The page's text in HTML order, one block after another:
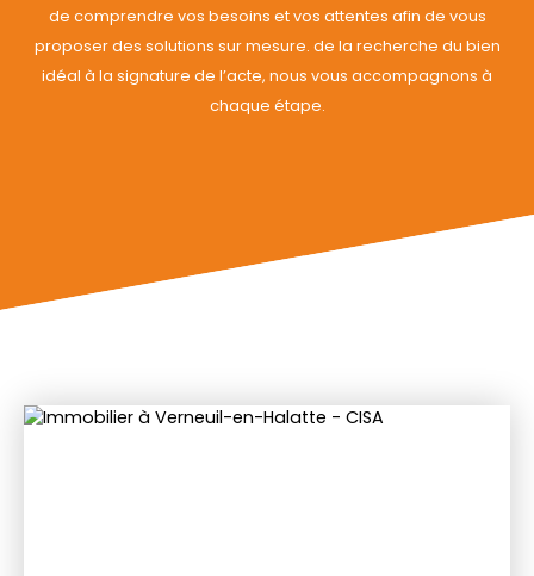
de comprendre vos besoins et vos attentes afin de vous
proposer des solutions sur mesure. de la recherche du bien
idéal à la signature de l’acte, nous vous accompagnons à
chaque étape.